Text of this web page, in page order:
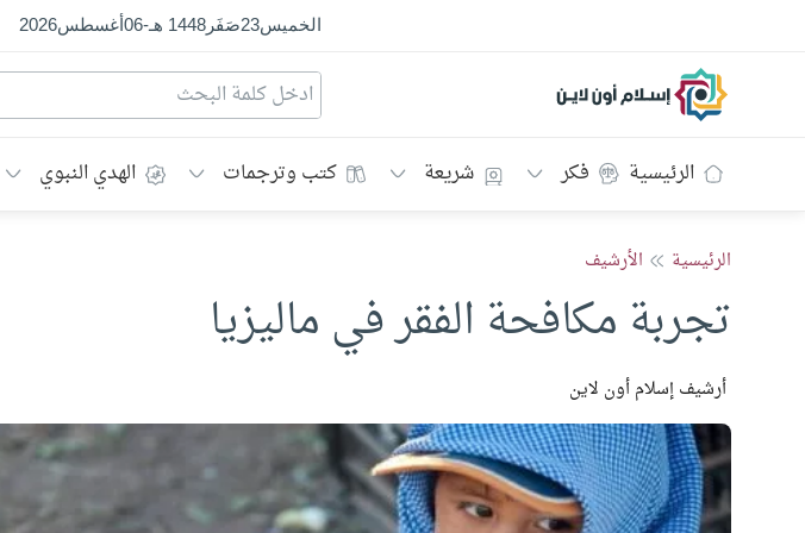
الخميس23صَفَر1448 هـ -
06أغسطس2026
إسلام أون لاين
الرئيسية فكر شريعة كتب وترجمات الهدي النبوي
الرئيسية الأرشيف
تجربة مكافحة الفقر في ماليزيا
أرشيف إسلام أون لاين